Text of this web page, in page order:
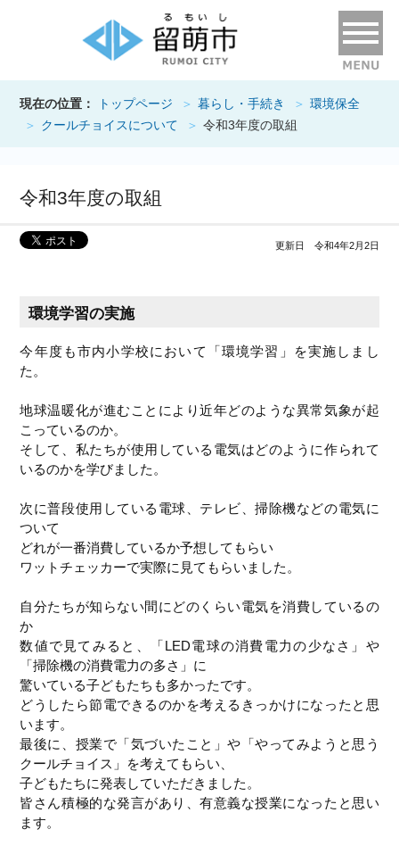
現在の位置： トップページ 暮らし・手続き
環境保全
クールチョイスについて
令和3年度の取組
令和3年度の取組
更新日 令和4年2月2日
環境学習の実施
今年度も市内小学校において「環境学習」を実施しまし
た。
地球温暖化が進むことにより近年どのような異常気象が起
こっているのか。
そして、私たちが使用している電気はどのように作られて
いるのかを学びました。
次に普段使用している電球、テレビ、掃除機などの電気に
ついて
どれが一番消費しているか予想してもらい
ワットチェッカーで実際に見てもらいました。
自分たちが知らない間にどのくらい電気を消費しているの
か
数値で見てみると、「LED電球の消費電力の少なさ」や
「掃除機の消費電力の多さ」に
驚いている子どもたちも多かったです。
どうしたら節電できるのかを考えるきっかけになったと思
います。
最後に、授業で「気づいたこと」や「やってみようと思う
クールチョイス」を考えてもらい、
子どもたちに発表していただきました。
皆さん積極的な発言があり、有意義な授業になったと思い
ます。